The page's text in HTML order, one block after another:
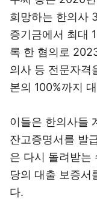
희망하는 한의사
증기금에서 최대
록 한 혐의로
의사 등 전문자격
본의 100%까지
이들은 한의사들
잔고증명서를 발
은 다시 돌려받는
당의 대출 보증서
다.